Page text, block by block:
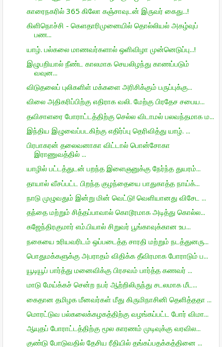
காரைநகரில் 365 கிலோ கஞ்சாவுடன் இருவர் கைது...!
கிளிநொச்சி - கெளதாரிமுனையில் தொல்லியல் அகழ்வுப்
பண...
யாழ். பல்கலை மாணவர்களால் ஒளிவிழா முன்னெடுப்பு...!
இழுபறியால் நீண்ட காலமாக செயலிழந்து காணப்படும்
வவுன...
விடுதலைப் புலிகளிள் மக்களை அரிசிக்கும் பருப்புக்கு...
விலை அதிகரிப்பிற்கு எதிராக வலி. மேற்கு பிரதேச சபைய...
தவிசாளரை போராட்டத்திற்கு செல்ல விடாமல் பலவந்தமாக ம...
இந்திய இழுவைப்படகிற்கு எதிர்ப்பு தெரிவித்து யாழ். ...
பிரபாகரன் தலைவனாகா விட்டால் பொன்சோகா
இராணுவத்தில் ...
யாழில் பட்டத்துடன் பறந்த இளைஞனுக்கு நேர்ந்த துயரம்...
தாயால் வீசப்பட்ட பிறந்த குழந்தையை பாதுகாத்த நாய்க்...
நாடு முழுவதும் இன்று மின் வெட்டு! வெளியானது விசேட ...
தந்தை மற்றும் சித்தப்பாவால் கொடூரமாக அடித்து கொல்ல...
கஜேந்திரகுமார் எம்.பியால் சிறுவர் பூங்காவுக்கான உப...
நகையை உரியவரிடம் ஒப்படைத்த சாரதி மற்றும் நடத்துனரு...
பொதுமக்களுக்கு அபராதம் விதிக்க தீவிரமாக போராடும் ப...
யூடியூப் பார்த்து மனைவிக்கு பிரசவம் பார்த்த கணவர் ...
மாடு மேய்க்கச் சென்ற நபர் ஆற்றிலிருந்து சடலமாக மீட...
கைதான தமிழக மீனவர்கள் மீது கிருமிநாசினி தெளித்ததா ...
மொரட்டுவ பல்கலைக்கழகத்திற்கு வழங்கப்பட்ட போர் விமா...
ஆயுதப் போராட்டத்திற்கு மூல காரணம் முடிவுக்கு வரவில...
குண்டு போடுவதில் தேசிய ரீதியில் தங்கப்பதக்கத்தினை ...